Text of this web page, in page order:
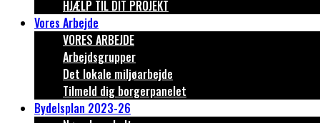
HJÆLP TIL DIT PROJEKT
Vores Arbejde
VORES ARBEJDE
Arbejdsgrupper
Det lokale miljøarbejde
Tilmeld dig borgerpanelet
Bydelsplan 2023-26